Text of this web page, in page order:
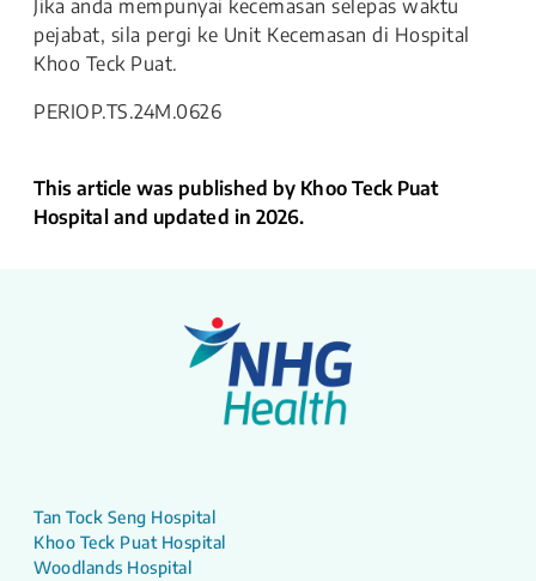
Jika anda mempunyai kecemasan selepas waktu
pejabat, sila pergi ke Unit Kecemasan di Hospital
Khoo Teck Puat.
PERIOP.TS.24M.0626
This article was published by Khoo Teck Puat
Hospital and updated in 2026.
Tan Tock Seng Hospital
Khoo Teck Puat Hospital
Woodlands Hospital